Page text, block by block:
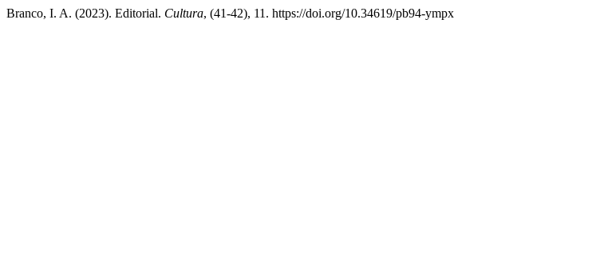
Branco, I. A. (2023). Editorial. Cultura, (41-42), 11. https://doi.org/10.34619/pb94-ympx